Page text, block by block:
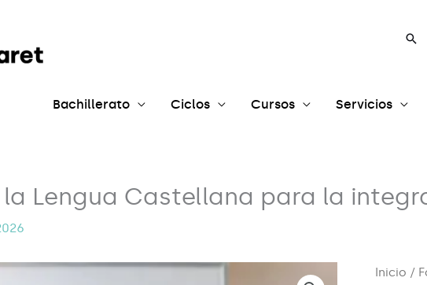
Bachillerato Ciclos Cursos Servicios
la Lengua Castellana para la
Inicio /